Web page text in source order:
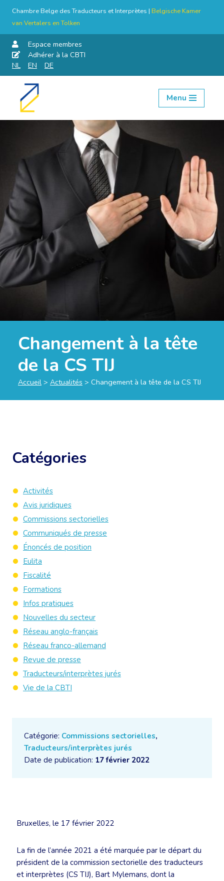
Chambre Belge des Traducteurs et Interprètes | Belgische Kamer
van Vertalers en Tolken
Espace membres
Adhérer à la CBTI
NL
EN DE
Aller
Menu
Changement à la tête
de la CS TIJ
Accueil > Actualités > Changement à la tête de la CS TIJ
Catégorie: Commissions sectorielles,
Traducteurs/interprètes jurés
Date de publication: 17 février 2022
Bruxelles, le 17 février 2022
La fin de l’année 2021 a été marquée par le départ du
président de la commission sectorielle des traducteurs
et interprètes (CS TIJ), Bart Mylemans, dont la
Catégories
Activités
Avis juridiques
Commissions sectorielles
Communiqués de presse
Énoncés de position
Eulita
Fiscalité
Formations
Infos pratiques
Nouvelles du secteur
Réseau anglo-français
Réseau franco-allemand
Revue de presse
Traducteurs/interprètes jurés
Vie de la CBTI